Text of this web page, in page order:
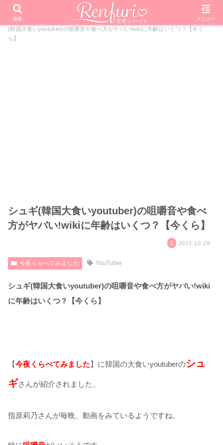
PR
ホーム 芸能・エンタメ 今夜くらべてみました
シュギ
(韓国大食いyoutuber)の咀嚼音や食べ方がヤバい!wikiに年齢はいくつ？【今く
ら】
シュギ(韓国大食いyoutuber)の咀嚼音や食べ
方がヤバい!wikiに年齢はいくつ？【今くら】
2021.10.29
今夜くらべてみました YouTuber
シュギ(韓国大食いyoutuber)の咀嚼音や食べ方がヤバい!wiki
に年齢はいくつ？【今くら】
【今夜くらべてみました】に韓国の大食いyoutuberのシュ
ギさんが紹介されました。
指原莉乃さんが毎晩、動画をみているようですね。
検索 メニュー